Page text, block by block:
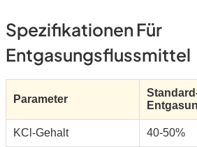
Spezifikationen Für
Entgasungsflussmittel
Parameter
KCl-Gehalt 40-50%